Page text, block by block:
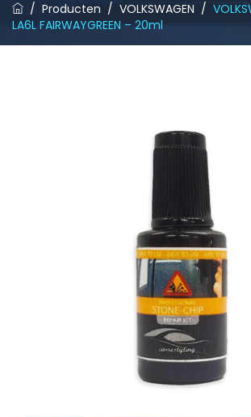
/ Producten / VOLKSWAGEN /
LA6L FAIRWAYGREEN – 20ml